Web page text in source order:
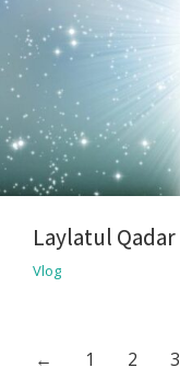
Laylatul Qadar
Vlog
← 1 2 3